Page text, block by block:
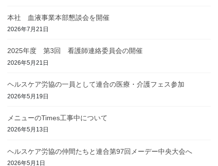
本社 血液事業本部懇談会を開催
2026年7月21日
2025年度 第3回 看護師連絡委員会の開催
2026年5月21日
ヘルスケア労協の一員として連合の医療・介護フェス参加
2026年5月19日
メニューのTimes工事中について
2026年5月13日
ヘルスケア労協の仲間たちと連合第97回メーデー中央大会へ
2026年5月1日